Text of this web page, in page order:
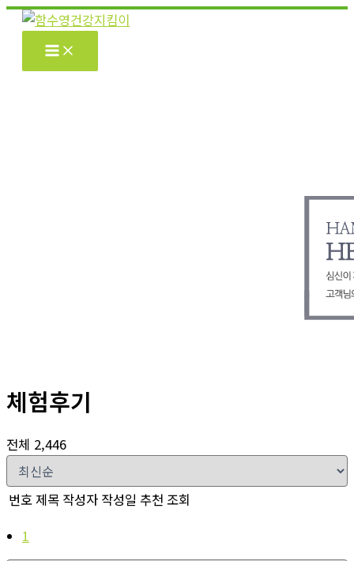
콘
체험후기
전체 2,446
번호제목 작성자 작성일 추천 조회
1